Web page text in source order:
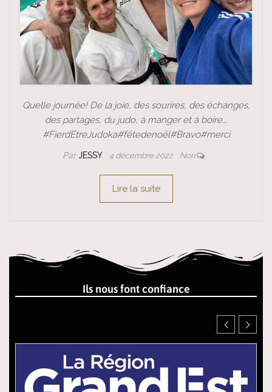
Quelle journée! De la joie, des sourires, des échanges,
des partages, du judo, à manger et à boire….
#FierdEtreJudoka#fêtedenoël#Bravo#merci
ParJESSY 4 décembre 2022 Non
Lire la suite
Ils nous font confiance